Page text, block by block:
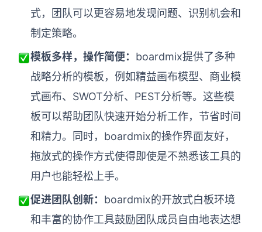
式，团队可以更容易地发现问题、识别机会和
制定策略。
模板多样，操作简便： boardmix提供了多种
战略分析的模板，例如精益画布模型、商业模
式画布、SWOT分析、PEST分析等。这些模
板可以帮助团队快速开始分析工作，节省时间
和精力。同时，boardmix的操作界面友好，
拖放式的操作方式使得即使是不熟悉该工具的
用户也能轻松上手。
促进团队创新： boardmix的开放式白板环境
和丰富的协作工具鼓励团队成员自由地表达想